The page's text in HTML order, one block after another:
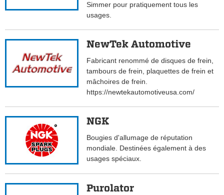
Simmer pour pratiquement tous les
usages.
NewTek Automotive
Fabricant renommé de disques de frein,
tambours de frein, plaquettes de frein et
mâchoires de frein.
https://newtekautomotiveusa.com/
NGK
Bougies d'allumage de réputation
mondiale. Destinées également à des
usages spéciaux.
Purolator